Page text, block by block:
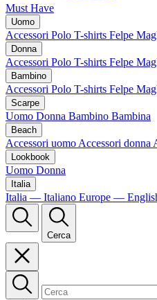
Must Have
Uomo
Accessori Polo T-shirts Felpe
Donna
Accessori Polo T-shirts Felpe
Bambino
Accessori Polo T-shirts Felpe
Scarpe
Uomo Donna Bambino Bambina
Beach
Accessori uomoAccessori donna
Lookbook
Uomo Donna
Italia
Italia — Italiano Europe —
Cerca